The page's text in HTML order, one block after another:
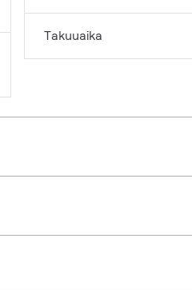
Takuuaika